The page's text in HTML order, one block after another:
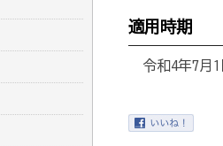
適用時期
令和4年7月1